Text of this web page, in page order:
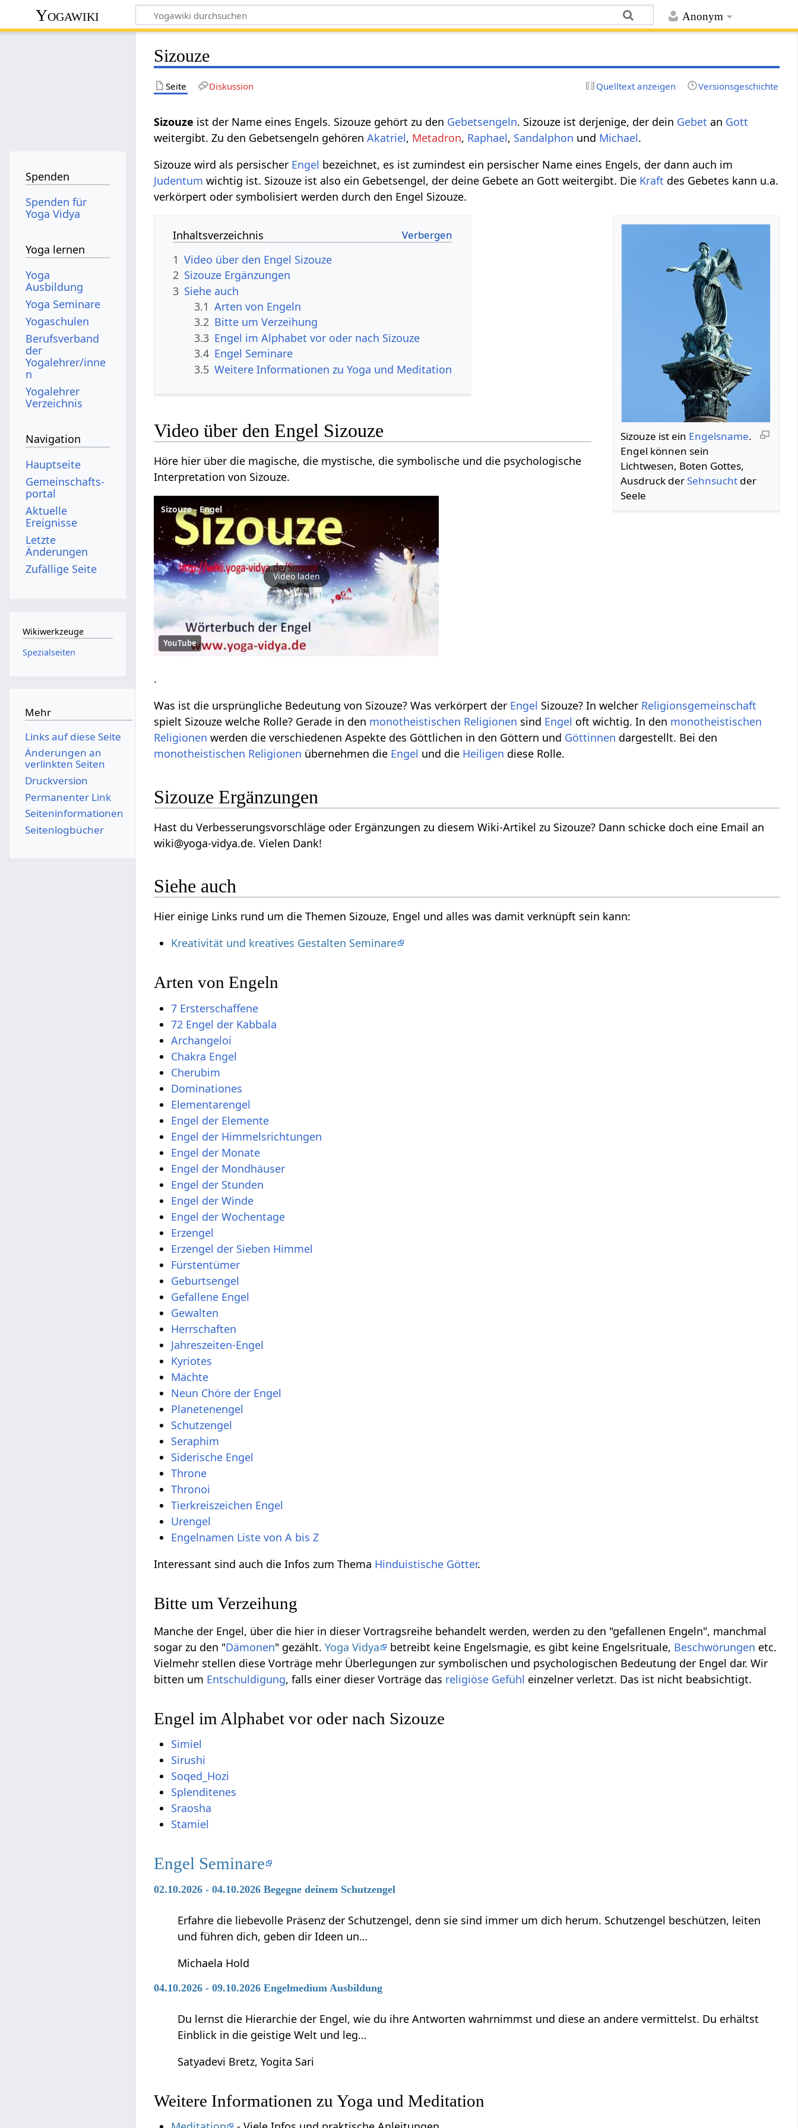
Anonym
Yogawiki
Sizouze
Seite Diskussion Quelltext anzeigen Versionsgeschichte
Sizouze ist der Name eines Engels. Sizouze gehört zu den Gebetsengeln. Sizouze ist derjenige, der dein Gebet an Gott
weitergibt. Zu den Gebetsengeln gehörenAkatriel, Metadron, Raphael, Sandalphon und Michael.
Sizouze wird als persischer Engel bezeichnet, es ist zumindest ein persischer Name eines Engels, der dann auch im
Judentum wichtig ist. Sizouze ist also ein Gebetsengel, der deine Gebete an Gott weitergibt. Die Kraft des Gebetes kann u.a.
verkörpert oder symbolisiert werden durch den Engel Sizouze.
Sizouze ist ein Engelsname.
Engel können sein
Lichtwesen, Boten Gottes,
Ausdruck der Sehnsucht der
Seele
Inhaltsverzeichnis
1 Video über den Engel Sizouze
2 Sizouze Ergänzungen
3 Siehe auch
3.1 Arten von Engeln
3.2 Bitte um Verzeihung
3.3 Engel im Alphabet vor oder nach Sizouze
3.4 Engel Seminare
3.5 Weitere Informationen zu Yoga und Meditation
Video über den Engel Sizouze
Höre hier über die magische, die mystische, die symbolische und die psychologische
Interpretation von Sizouze.
Sizouze - Engel
Video laden
YouTube
.
Was ist die ursprüngliche Bedeutung von Sizouze? Was verkörpert der Engel Sizouze? In welcher Religionsgemeinschaft
spielt Sizouze welche Rolle? Gerade in den monotheistischen Religionen sind Engel oft wichtig. In den monotheistischen
Religionen werden die verschiedenen Aspekte des Göttlichen in den Göttern und Göttinnen dargestellt. Bei den
monotheistischen Religionen übernehmen die Engel und die Heiligen diese Rolle.
Sizouze Ergänzungen
Hast du Verbesserungsvorschläge oder Ergänzungen zu diesem Wiki-Artikel zu Sizouze? Dann schicke doch eine Email an
wiki@yoga-vidya.de. Vielen Dank!
Siehe auch
Hier einige Links rund um die Themen Sizouze, Engel und alles was damit verknüpft sein kann:
Kreativität und kreatives Gestalten Seminare
Arten von Engeln
7 Ersterschaffene
72 Engel der Kabbala
Archangeloi
Chakra Engel
Cherubim
Dominationes
Elementarengel
Engel der Elemente
Engel der Himmelsrichtungen
Engel der Monate
Engel der Mondhäuser
Engel der Stunden
Engel der Winde
Engel der Wochentage
Erzengel
Erzengel der Sieben Himmel
Fürstentümer
Geburtsengel
Gefallene Engel
Gewalten
Herrschaften
Jahreszeiten-Engel
Kyriotes
Mächte
Neun Chöre der Engel
Planetenengel
Schutzengel
Seraphim
Siderische Engel
Throne
Thronoi
Tierkreiszeichen Engel
Urengel
Engelnamen Liste von A bis Z
Interessant sind auch die Infos zum Thema Hinduistische Götter.
Bitte um Verzeihung
Manche der Engel, über die hier in dieser Vortragsreihe behandelt werden, werden zu den "gefallenen Engeln", manchmal
sogar zu den "Dämonen" gezählt.Yoga Vidya betreibt keine Engelsmagie, es gibt keine Engelsrituale, Beschwörungen etc.
Vielmehr stellen diese Vorträge mehr Überlegungen zur symbolischen und psychologischen Bedeutung der Engel dar. Wir
bitten um Entschuldigung, falls einer dieser Vorträge das religiöse Gefühl einzelner verletzt. Das ist nicht beabsichtigt.
Engel im Alphabet vor oder nach Sizouze
Simiel
Sirushi
Soqed_Hozi
Splenditenes
Sraosha
Stamiel
Engel Seminare
02.10.2026 - 04.10.2026 Begegne deinem Schutzengel
Erfahre die liebevolle Präsenz der Schutzengel, denn sie sind immer um dich herum. Schutzengel beschützen, leiten
und führen dich, geben dir Ideen un…
Michaela Hold
04.10.2026 - 09.10.2026 Engelmedium Ausbildung
Du lernst die Hierarchie der Engel, wie du ihre Antworten wahrnimmst und diese an andere vermittelst. Du erhältst
Einblick in die geistige Welt und leg…
Satyadevi Bretz, Yogita Sari
Weitere Informationen zu Yoga und Meditation
Spenden
Spenden für
Yoga Vidya
Yoga lernen
Yoga
Ausbildung
Yoga Seminare
Yogaschulen
Berufsverband
der
Yogalehrer/inne
n
Yogalehrer
Verzeichnis
Navigation
Hauptseite
Gemeinschafts­
portal
Aktuelle
Ereignisse
Letzte
Änderungen
Zufällige Seite
Wikiwerkzeuge
Spezialseiten
Mehr
Links auf diese Seite
Änderungen an
verlinkten Seiten
Druckversion
Permanenter Link
Seiten­­informationen
Seitenlogbücher